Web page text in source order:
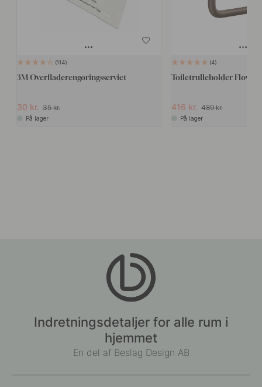
114
3M Overfladerengøringsserviet
30 kr. 35 kr.
På lager
4
Toiletrulleholder Flow -
416 kr. 489 kr.
På lager
Indretningsdetaljer for alle rum i
hjemmet
En del af Beslag Design AB